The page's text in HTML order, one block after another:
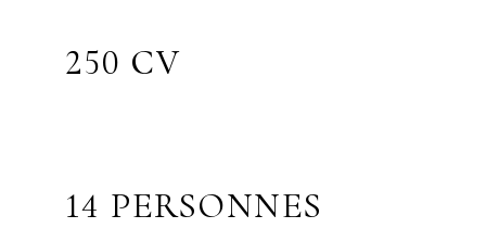
250 CV
14 PERSONNES